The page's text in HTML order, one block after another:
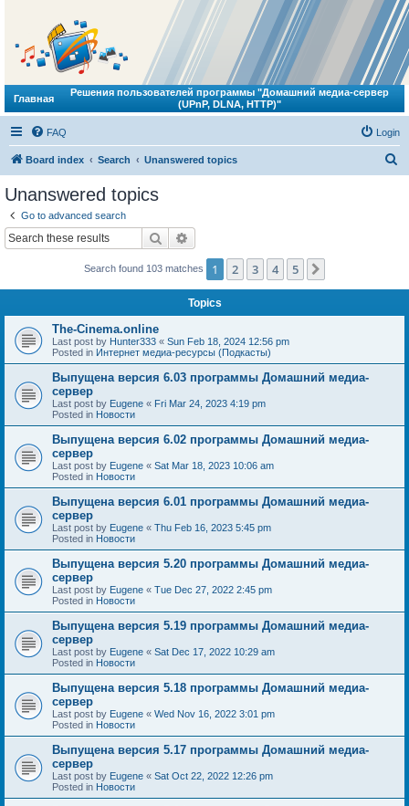
Главная
Решения пользователей программы "Домашний медиа-сервер
(UPnP, DLNA, HTTP)"
FAQ Login
Board index Search Unanswered topics
Unanswered topics
Go to advanced search
Search
Search found 103 matches 1 2 3 4 5
Topics
The-Cinema.online
Last post by Hunter333 « Sun Feb 18, 2024 12:56 pm
Posted in Интернет медиа-ресурсы (Подкасты)
Выпущена версия 6.03 программы Домашний медиа-
сервер
Last post by Eugene « Fri Mar 24, 2023 4:19 pm
Posted in Новости
Выпущена версия 6.02 программы Домашний медиа-
сервер
Last post by Eugene « Sat Mar 18, 2023 10:06 am
Posted in Новости
Выпущена версия 6.01 программы Домашний медиа-
сервер
Last post by Eugene « Thu Feb 16, 2023 5:45 pm
Posted in Новости
Выпущена версия 5.20 программы Домашний медиа-
сервер
Last post by Eugene « Tue Dec 27, 2022 2:45 pm
Posted in Новости
Выпущена версия 5.19 программы Домашний медиа-
сервер
Last post by Eugene « Sat Dec 17, 2022 10:29 am
Posted in Новости
Выпущена версия 5.18 программы Домашний медиа-
сервер
Last post by Eugene « Wed Nov 16, 2022 3:01 pm
Posted in Новости
Выпущена версия 5.17 программы Домашний медиа-
сервер
Last post by Eugene « Sat Oct 22, 2022 12:26 pm
Posted in Новости